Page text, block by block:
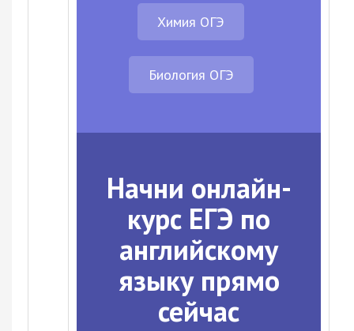
Химия ОГЭ
Биология ОГЭ
Начни онлайн-
курс ЕГЭ по
английскому
языку прямо
сейчас